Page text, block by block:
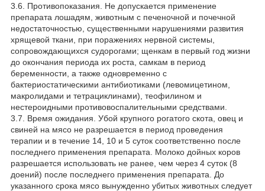
3.6. Противопоказания. Не допускается применение
препарата лошадям, животным с печеночной и почечной
недостаточностью, существенными нарушениями развития
хрящевой ткани, при поражениях нервной системы,
сопровождающихся судорогами; щенкам в первый год жизни
до окончания периода их роста, самкам в период
беременности, а также одновременно с
бактериостатическими антибиотиками (левомицетином,
макролидами и тетрациклинами), теофилином и
нестероидными противовоспалительными средствами.
3.7. Время ожидания. Убой крупного рогатого скота, овец и
свиней на мясо не разрешается в период проведения
терапии и в течение 14, 10 и 5 суток соответственно после
последнего применения препарата. Молоко дойных коров
разрешается использовать не ранее, чем через 4 суток (8
доений) после последнего применения препарата. До
указанного срока мясо вынужденно убитых животных следует